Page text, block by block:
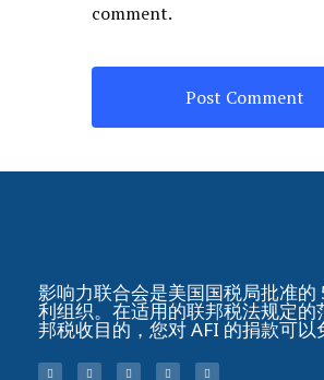
comment.
影响力联合会是美国国税局批准的
利组织。在适用的联邦税法规定的
邦税收目的，您对 AFI 的捐款可以